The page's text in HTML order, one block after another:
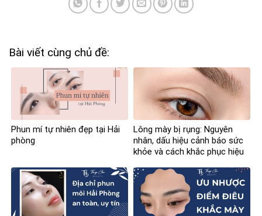
Bài viết cùng chủ đề:
Phun mí tự nhiên đẹp tại Hải
phòng
Lông mày bị rụng: Nguyên
nhân, dấu hiệu cảnh báo sức
khỏe và cách khắc phục hiệu